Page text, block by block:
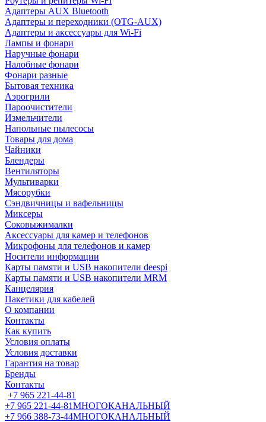
Адаптеры AUX Bluetooth
Адаптеры и переходники (OTG-AUX)
Адаптеры и аксессуары для Wi-Fi
Лампы и фонари
Наручные фонари
Налобные фонари
Фонари разные
Бытовая техника
Аэрогрили
Пароочистители
Измельчители
Напольные пылесосы
Товары для дома
Чайники
Блендеры
Вентиляторы
Мультиварки
Мясорубки
Сэндвичницы и вафельницы
Миксеры
Соковыжималки
Аксессуары для камер и телефонов
Микрофоны для телефонов и камер
Носители информации
Карты памяти и USB накопители deespi
Карты памяти и USB накопители MRM
Канцелярия
Пакетики для кабелей
О компании
Контакты
Как купить
Условия оплаты
Условия доставки
Гарантия на товар
Бренды
Контакты
+7 965 221-44-81
+7 965 221-44-81МНОГОКАНАЛЬНЫЙ
+7 966 388-73-44МНОГОКАНАЛЬНЫЙ